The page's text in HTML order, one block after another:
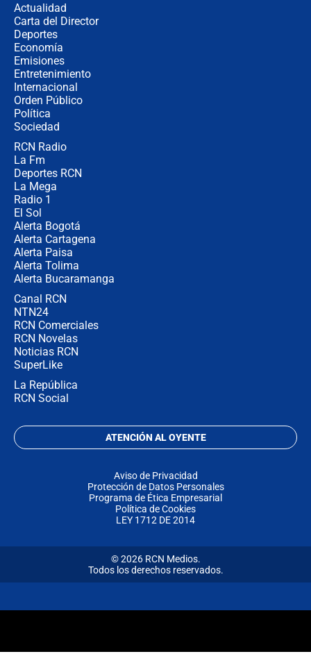
Actualidad
Carta del Director
Deportes
Economía
Emisiones
Entretenimiento
Internacional
Orden Público
Política
Sociedad
RCN Radio
La Fm
Deportes RCN
La Mega
Radio 1
El Sol
Alerta Bogotá
Alerta Cartagena
Alerta Paisa
Alerta Tolima
Alerta Bucaramanga
Canal RCN
NTN24
RCN Comerciales
RCN Novelas
Noticias RCN
SuperLike
La República
RCN Social
ATENCIÓN AL OYENTE
Aviso de Privacidad
Protección de Datos Personales
Programa de Ética Empresarial
Política de Cookies
LEY 1712 DE 2014
© 2026 RCN Medios.
Todos los derechos reservados.